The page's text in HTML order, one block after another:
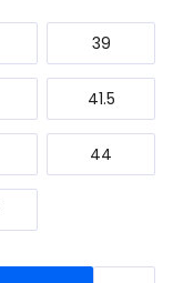
39
41.5
44